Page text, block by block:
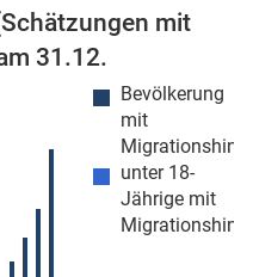
mit
31.12.
Bevölkerung
mit
unter 18-
Jährige mit